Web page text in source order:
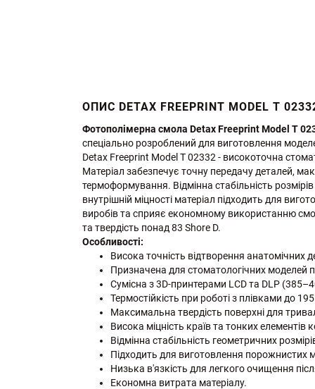
ОПИС DETAX FREEPRINT MODEL Т
Фотополімерна смола Detax Freeprint Model T
спеціально розроблений для виготовлення
Detax Freeprint Model T 02332 - високоточна
Матеріал забезпечує точну передачу деталей,
термоформування. Відмінна стабільність
внутрішній міцності матеріал підходить для
виробів та сприяє економному використанню
та твердість понад 83 Shore D.
Особливості:
Висока точність відтворення анатомічних
Призначена для стоматологічних моделей
Сумісна з 3D-принтерами LCD та DLP
Термостійкість при роботі з плівками до 195
Максимальна твердість поверхні для
Висока міцність країв та тонких елементів
Відмінна стабільність геометричних
Підходить для виготовлення порожнистих
Низька в'язкість для легкого очищення
Економна витрата матеріалу.